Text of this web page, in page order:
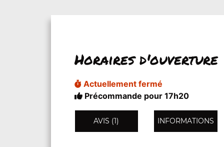
Horaires d'ouverture
Actuellement fermé
Précommande pour 17h20
AVIS (1) INFORMATIONS